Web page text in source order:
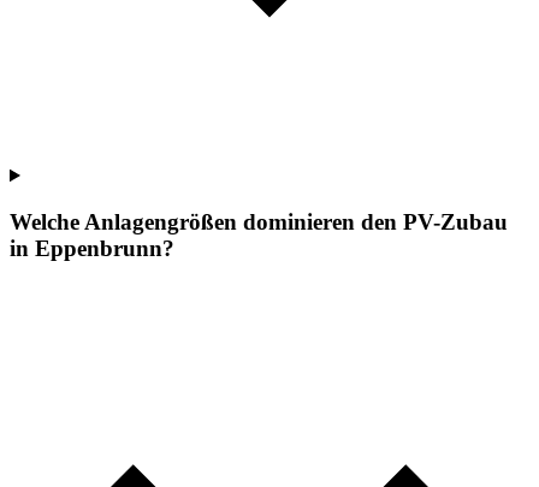
Welche Anlagengrößen dominieren den PV-Zubau
in Eppenbrunn?